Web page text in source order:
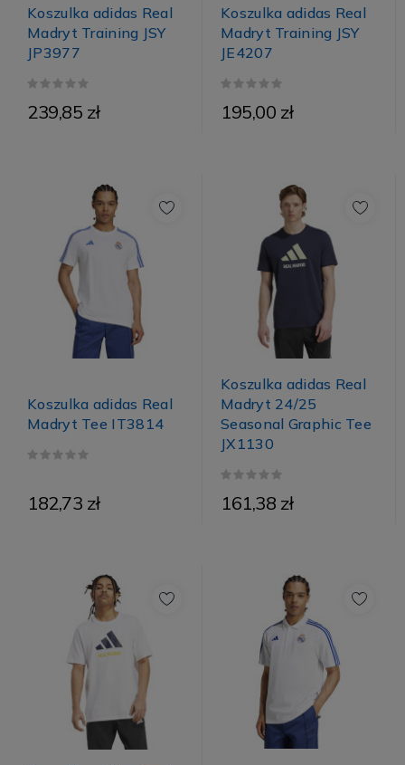
Koszulka adidas Real
Madryt Training JSY
JP3977
239,85 zł
Koszulka adidas Real
Madryt Training JSY
JE4207
195,00 zł
Koszulka adidas Real
Madryt Tee IT3814
182,73 zł
Koszulka adidas Real
Madryt 24/25
Seasonal Graphic Tee
JX1130
161,38 zł